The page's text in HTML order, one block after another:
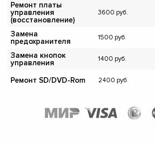
Ремонт платы
управления
(восстановление)
3600
Замена
предохранителя
1500
Замена кнопок
управления
1400
Ремонт SD/DVD-Rom 2400